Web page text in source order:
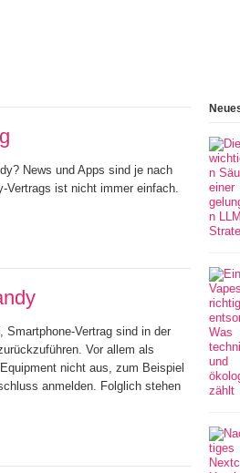
News und Apps sind je nach
Vertrags ist nicht immer einfach.
Vertrag sind in der
Vor allem als
nicht aus, zum Beispiel
anmelden. Folglich stehen